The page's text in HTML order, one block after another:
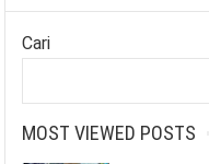
Cari
MOST VIEWED POSTS